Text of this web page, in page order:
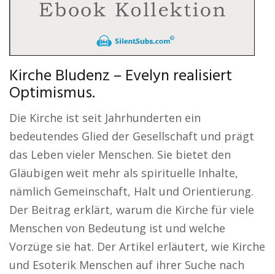
Kirche Bludenz – Evelyn realisiert
Optimismus.
Die Kirche ist seit Jahrhunderten ein
bedeutendes Glied der Gesellschaft und prägt
das Leben vieler Menschen. Sie bietet den
Gläubigen weit mehr als spirituelle Inhalte,
nämlich Gemeinschaft, Halt und Orientierung.
Der Beitrag erklärt, warum die Kirche für viele
Menschen von Bedeutung ist und welche
Vorzüge sie hat. Der Artikel erläutert, wie Kirche
und Esoterik Menschen auf ihrer Suche nach